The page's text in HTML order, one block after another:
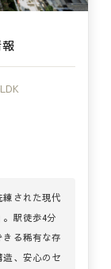
された現代
駅徒歩4分
る稀有な存
、安心のセ